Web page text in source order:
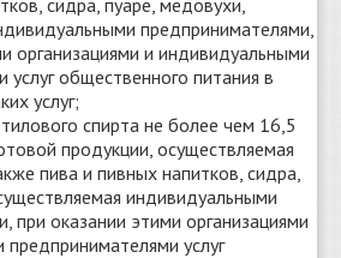
предпринимателями,
организациями и индивидуальными
общественного питания в
услуг;
спирта не более чем 16,5
продукции, осуществляемая
пива и пивных напитков, сидра,
индивидуальными
при оказании этими организациями
услуг